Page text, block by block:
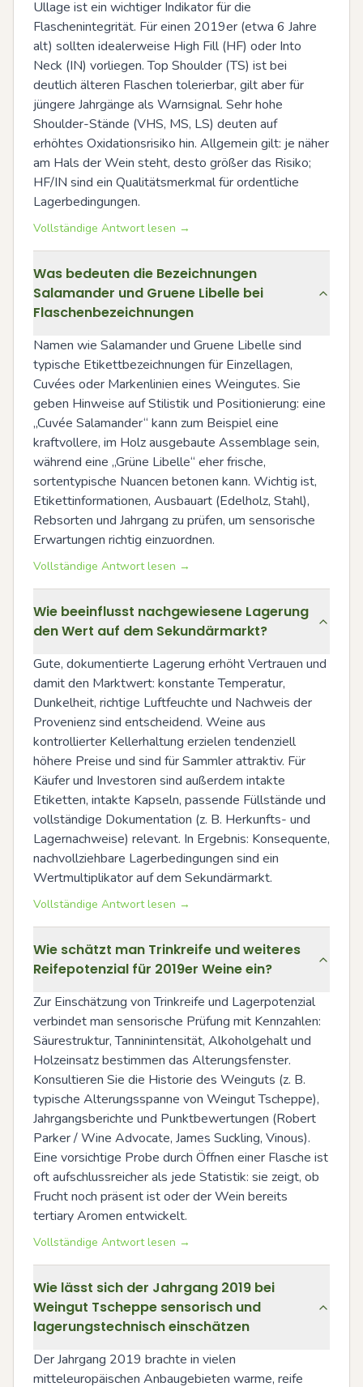
Ullage ist ein wichtiger Indikator für die
Flaschenintegrität. Für einen 2019er (etwa 6 Jahre
alt) sollten idealerweise High Fill (HF) oder Into
Neck (IN) vorliegen. Top Shoulder (TS) ist bei
deutlich älteren Flaschen tolerierbar, gilt aber für
jüngere Jahrgänge als Warnsignal. Sehr hohe
Shoulder-Stände (VHS, MS, LS) deuten auf
erhöhtes Oxidationsrisiko hin. Allgemein gilt: je näher
am Hals der Wein steht, desto größer das Risiko;
HF/IN sind ein Qualitätsmerkmal für ordentliche
Lagerbedingungen.
Vollständige Antwort lesen →
Was bedeuten die Bezeichnungen
Salamander und Gruene Libelle bei
Flaschenbezeichnungen
Namen wie Salamander und Gruene Libelle sind
typische Etikettbezeichnungen für Einzellagen,
Cuvées oder Markenlinien eines Weingutes. Sie
geben Hinweise auf Stilistik und Positionierung: eine
„Cuvée Salamander“ kann zum Beispiel eine
kraftvollere, im Holz ausgebaute Assemblage sein,
während eine „Grüne Libelle“ eher frische,
sortentypische Nuancen betonen kann. Wichtig ist,
Etikettinformationen, Ausbauart (Edelholz, Stahl),
Rebsorten und Jahrgang zu prüfen, um sensorische
Erwartungen richtig einzuordnen.
Vollständige Antwort lesen →
Wie beeinflusst nachgewiesene Lagerung
den Wert auf dem Sekundärmarkt?
Gute, dokumentierte Lagerung erhöht Vertrauen und
damit den Marktwert: konstante Temperatur,
Dunkelheit, richtige Luftfeuchte und Nachweis der
Provenienz sind entscheidend. Weine aus
kontrollierter Kellerhaltung erzielen tendenziell
höhere Preise und sind für Sammler attraktiv. Für
Käufer und Investoren sind außerdem intakte
Etiketten, intakte Kapseln, passende Füllstände und
vollständige Dokumentation (z. B. Herkunfts- und
Lagernachweise) relevant. In Ergebnis: Konsequente,
nachvollziehbare Lagerbedingungen sind ein
Wertmultiplikator auf dem Sekundärmarkt.
Vollständige Antwort lesen →
Wie schätzt man Trinkreife und weiteres
Reifepotenzial für 2019er Weine ein?
Zur Einschätzung von Trinkreife und Lagerpotenzial
verbindet man sensorische Prüfung mit Kennzahlen:
Säurestruktur, Tanninintensität, Alkoholgehalt und
Holzeinsatz bestimmen das Alterungsfenster.
Konsultieren Sie die Historie des Weinguts (z. B.
typische Alterungsspanne von Weingut Tscheppe),
Jahrgangsberichte und Punktbewertungen (Robert
Parker / Wine Advocate, James Suckling, Vinous).
Eine vorsichtige Probe durch Öffnen einer Flasche ist
oft aufschlussreicher als jede Statistik: sie zeigt, ob
Frucht noch präsent ist oder der Wein bereits
tertiary Aromen entwickelt.
Vollständige Antwort lesen →
Wie lässt sich der Jahrgang 2019 bei
Weingut Tscheppe sensorisch und
lagerungstechnisch einschätzen
Der Jahrgang 2019 brachte in vielen
mitteleuropäischen Anbaugebieten warme, reife